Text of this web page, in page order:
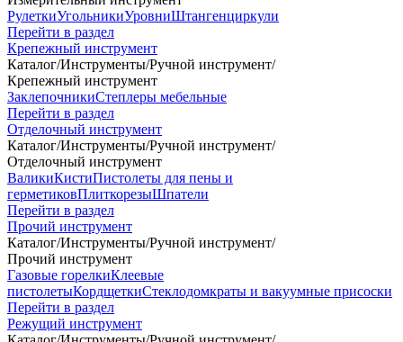
РулеткиУгольникиУровниШтангенциркули
Перейти в раздел
Крепежный инструмент
Каталог/Инструменты/Ручной инструмент/
Крепежный инструмент
ЗаклепочникиСтеплеры мебельные
Перейти в раздел
Отделочный инструмент
Каталог/Инструменты/Ручной инструмент/
Отделочный инструмент
ВаликиКистиПистолеты для пены и
герметиковПлиткорезыШпатели
Перейти в раздел
Прочий инструмент
Каталог/Инструменты/Ручной инструмент/
Прочий инструмент
Газовые горелкиКлеевые
пистолетыКордщеткиСтеклодомкраты и вакуумные присоски
Перейти в раздел
Режущий инструмент